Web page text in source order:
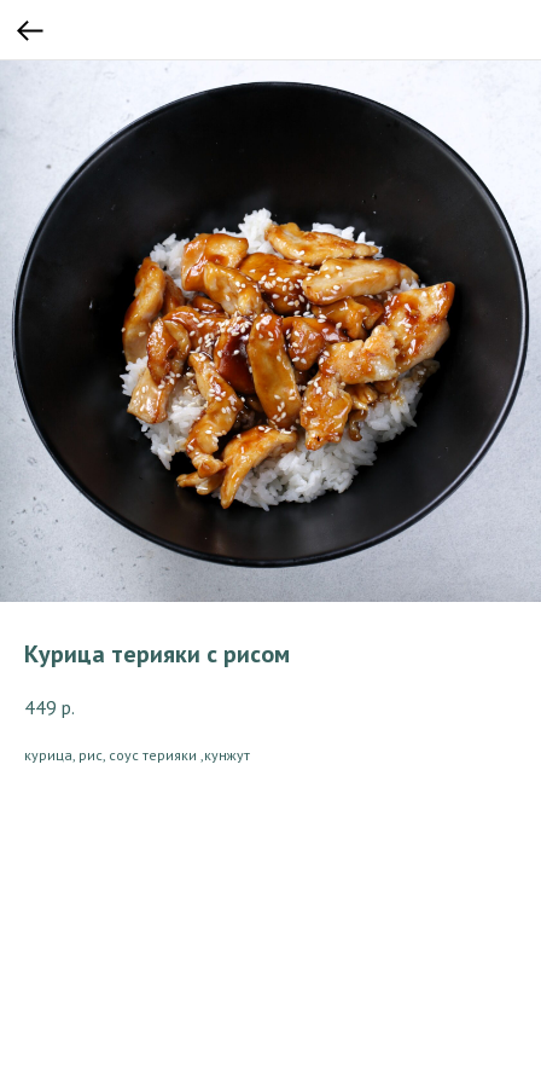
Курица терияки с рисом
449 р.
курица, рис, соус терияки ,кунжут